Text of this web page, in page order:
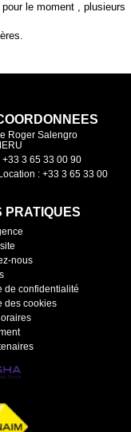
le moment , plusieurs
Roger Salengro
+33 3 65 33 00 90
: +33 3 65 33 00
PRATIQUES
nous
de confidentialité
des cookies